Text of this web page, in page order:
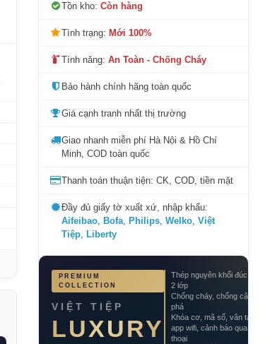
Tồn kho: Còn hàng
Tình trạng: Mới 100%
Tính năng: An Toàn - Chống Cháy
Bảo hành chính hãng toàn quốc
Giá cạnh tranh nhất thị trường
Giao nhanh miễn phí Hà Nội & Hồ Chí
Minh, COD toàn quốc
Thanh toán thuận tiện: CK, COD, tiền mặt
Đầy đủ giấy tờ xuất xứ, nhập khẩu:
Aifeibao, Bofa, Philips, Welko, Việt
Tiệp, Liberty
PREMIUM
COLLECTION
VIỆT TIỆP
LUXURY
Thép nguyên khối đúc đặc
2 lớp
Chống cháy, chống cậy
phá
Khóa cơ, mã số, vân tay,
app wifi, cảnh báo qua điện
thoại